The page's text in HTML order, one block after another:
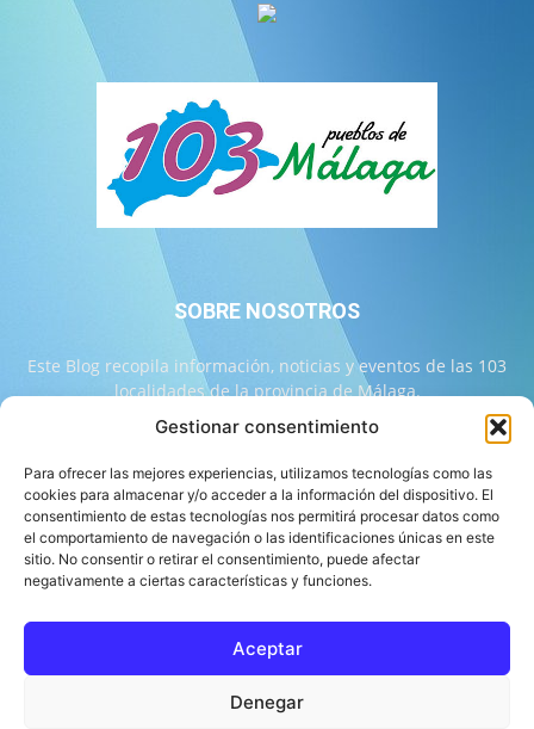
Gestionar consentimiento
Para ofrecer las mejores experiencias, utilizamos tecnologías como las
cookies para almacenar y/o acceder a la información del dispositivo. El
consentimiento de estas tecnologías nos permitirá procesar datos como
el comportamiento de navegación o las identificaciones únicas en este
sitio. No consentir o retirar el consentimiento, puede afectar
negativamente a ciertas características y funciones.
Aceptar
Denegar
SOBRE NOSOTROS
Este Blog recopila información, noticias y eventos de las 103
localidades de la provincia de Málaga.
Contáctanos: info@103malaga.com
SÍGUENOS
Equipo de 103 Málaga
Aviso Legal